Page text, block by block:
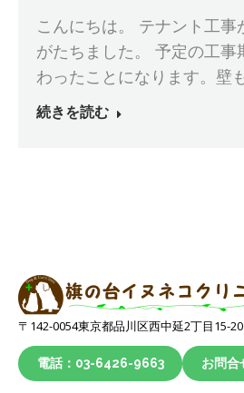
こんにちは。 テナント工事
がたちました。 予定の工事
わったことになります。壁
続きを読む
〒142-0054東京都品川区西中延2丁目15-
電話：03-6426-9663 お問合